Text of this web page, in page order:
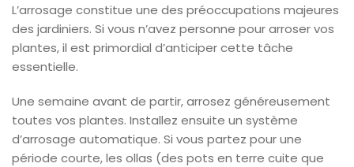
L’arrosage constitue une des préoccupations majeures
des jardiniers. Si vous n’avez personne pour arroser vos
plantes, il est primordial d’anticiper cette tâche
essentielle.
Une semaine avant de partir, arrosez généreusement
toutes vos plantes. Installez ensuite un système
d’arrosage automatique. Si vous partez pour une
période courte, les ollas (des pots en terre cuite que